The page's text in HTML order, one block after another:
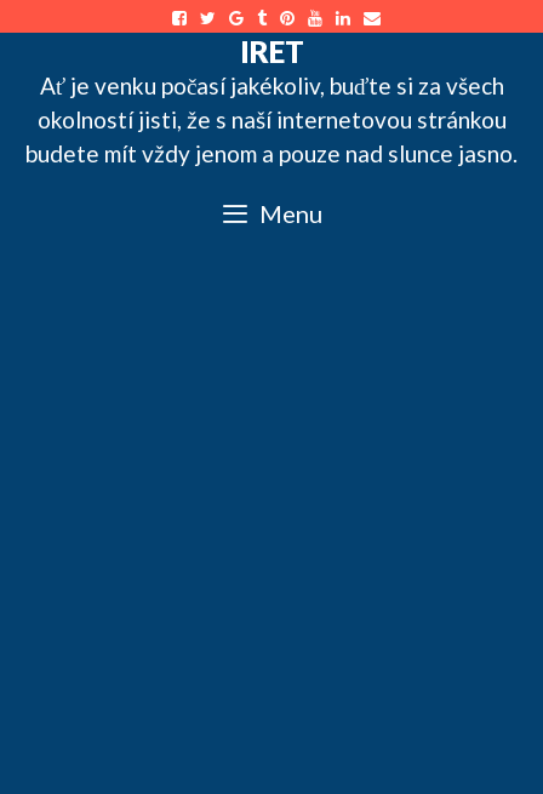
content
IRET
Ať je venku počasí jakékoliv, buďte si za všech
okolností jisti, že s naší internetovou stránkou
budete mít vždy jenom a pouze nad slunce jasno.
Menu